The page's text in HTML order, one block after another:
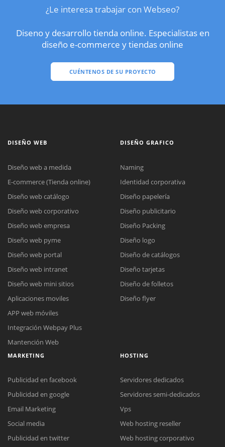
¿Le interesa trabajar con Webseo?
Diseno y desarrollo tienda online. Especialistas en
diseño e-commerce y tiendas online
CUÉNTENOS DE SU PROYECTO
DISEÑO WEB
Diseño web a medida
E-commerce (Tienda online)
Diseño web catálogo
Diseño web corporativo
Diseño web empresa
Diseño web pyme
Diseño web portal
Diseño web intranet
Diseño web mini sitios
Aplicaciones moviles
APP web móviles
Integración Webpay Plus
Mantención Web
DISEÑO GRAFICO
Naming
Identidad corporativa
Diseño papelería
Diseño publicitario
Diseño Packing
Diseño logo
Diseño de catálogos
Diseño tarjetas
Diseño de folletos
Diseño flyer
MARKETING
Publicidad en facebook
Publicidad en google
Email Marketing
Social media
Publicidad en twitter
HOSTING
Servidores dedicados
Servidores semi-dedicados
Vps
Web hosting reseller
Web hosting corporativo